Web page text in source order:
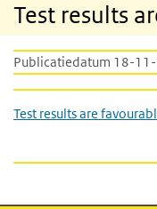
Test results
Publicatiedatum 18-
Test results are